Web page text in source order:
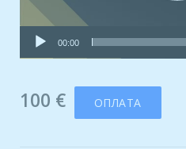
00:00
100 € ОПЛАТА